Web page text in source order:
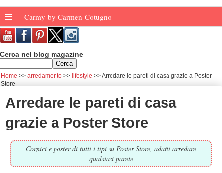
≡ Carmy by Carmen Cotugno
Cerca nel blog magazine
Home arredamento lifestyle
Arredare le pareti di casa grazie a Poster
Store
Arredare le pareti di casa
grazie a Poster Store
Cornici e poster di tutti i tipi su Poster Store, adatti arredare
qualsiasi parete